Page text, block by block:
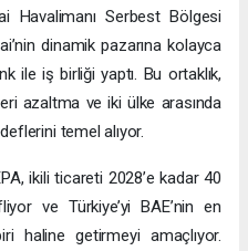
Havalimanı Serbest Bölgesi
dinamik pazarına kolayca
ile iş birliği yaptı. Bu ortaklık,
azaltma ve iki ülke arasında
temel alıyor.
ikili ticareti 2028’e kadar 40
ve Türkiye’yi BAE’nin en
haline getirmeyi amaçlıyor.